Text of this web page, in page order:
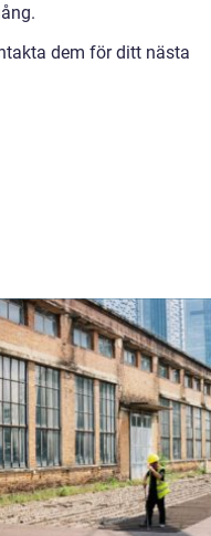
dem för ditt nästa